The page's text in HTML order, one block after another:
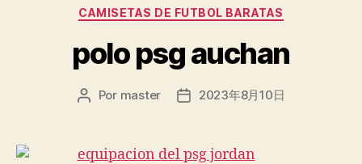
Categorías
CAMISETAS DE FUTBOL BARATAS
polo psg auchan
Autor
entrada
Por master
Fecha
entrada
2023年8月10日